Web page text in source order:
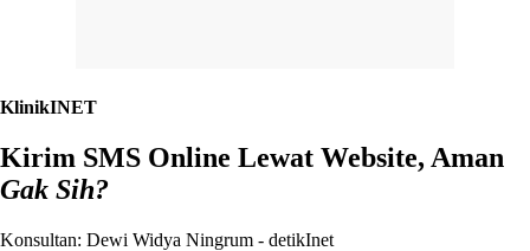
KlinikINET
Kirim SMS Online Lewat Website, Aman
Gak Sih?
Konsultan: Dewi Widya Ningrum - detikInet